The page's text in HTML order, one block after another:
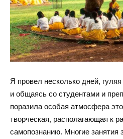
Я провел несколько дней,
и общаясь со студентами и
поразила особая атмосфера
творческая, располагающая к
самопознанию. Многие занятия